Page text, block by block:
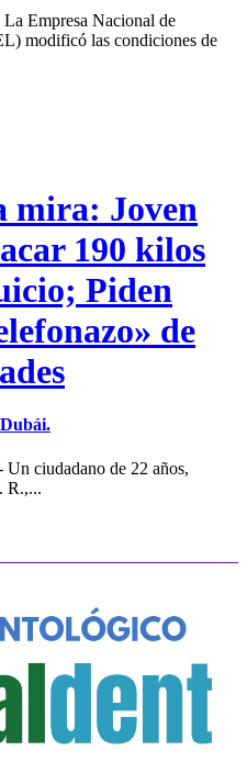
Empresa Nacional de
modificó las condiciones de
mira: Joven
190 kilos
Piden
de
ciudadano de 22 años,
R.,...